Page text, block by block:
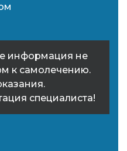
информация не
к самолечению.
специалиста!